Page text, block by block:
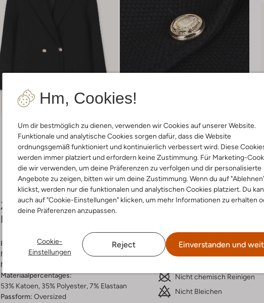
Hm, Cookies!
Um dir bestmöglich zu dienen, verwenden wir Cookies auf unserer Website.
Funktionale und analytische Cookies sorgen dafür, dass die Website
ordnungsgemäß funktioniert und kontinuierlich verbessert wird. Diese
werden immer platziert und erfordern keine Zustimmung. Für Marketing-
die wir verwenden, um deine Präferenzen zu verfolgen und dir personalisierte
Angebote zu zeigen, bitten wir um deine Zustimmung. Wenn du auf
klickst, werden nur die funktionalen und analytischen Cookies platziert. Du
auch auf "Cookie-Einstellungen" klicken, um mehr Informationen zu erhalten
deine Präferenzen anzupassen.
Cookie-
Einstellungen
Reject Einverstanden und
Lieferung & Rückgabe
Zusammensetzung &
Passform
Farbe :
Schwarz
Muster:
Meliert
Material:
Materiaalpercentages:
53% Katoen, 35% Polyester, 7% Elastaan
Passform: Oversized
Waschanleitung
30 bei 30 Grad
Max. 110 °C
Nicht chemisch Reinigen
Nicht Bleichen